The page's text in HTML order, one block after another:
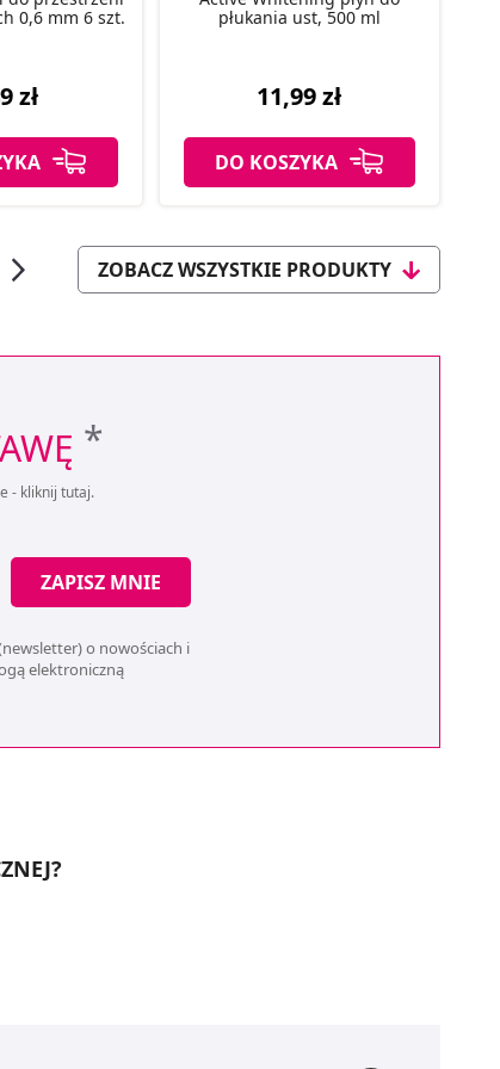
0,6 mm 6 szt.
zł
płukania ust, 500 ml
11,99 zł
DO KOSZYKA
ZOBACZ WSZYSTKIE PRODUKTY
*
- kliknij tutaj.
ZAPISZ MNIE
o nowościach i
elektroniczną